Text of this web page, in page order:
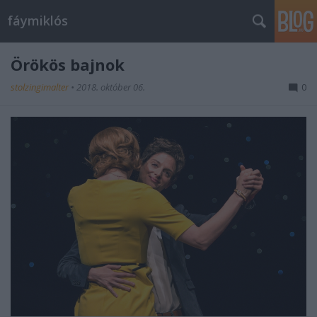
fáymiklós
Örökös bajnok
stolzingimalter • 2018. október 06. 0